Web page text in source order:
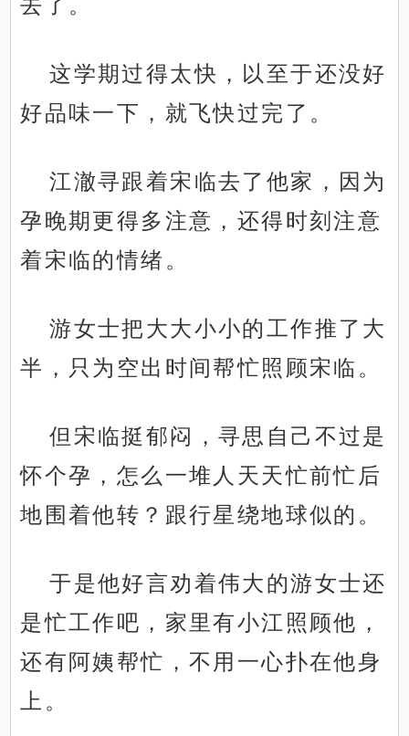
去了。
这学期过得太快，以至于还没好
好品味一下，就飞快过完了。
江澈寻跟着宋临去了他家，因为
孕晚期更得多注意，还得时刻注意
着宋临的情绪。
游女士把大大小小的工作推了大
半，只为空出时间帮忙照顾宋临。
但宋临挺郁闷，寻思自己不过是
怀个孕，怎么一堆人天天忙前忙后
地围着他转？跟行星绕地球似的。
于是他好言劝着伟大的游女士还
是忙工作吧，家里有小江照顾他，
还有阿姨帮忙，不用一心扑在他身
上。